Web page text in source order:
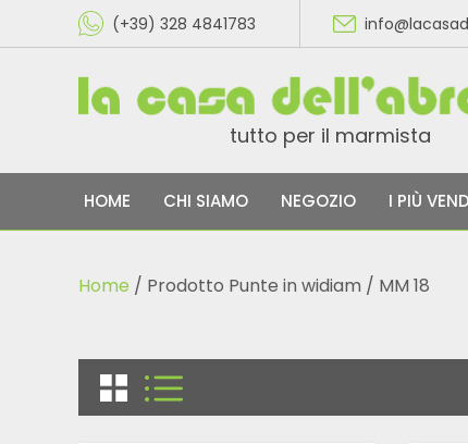
(+39) 328 4841783
tutto per il marmista
HOME CHI SIAMO NEGOZIO I PIÙ
Home / Prodotto Punte in widiam / MM 18